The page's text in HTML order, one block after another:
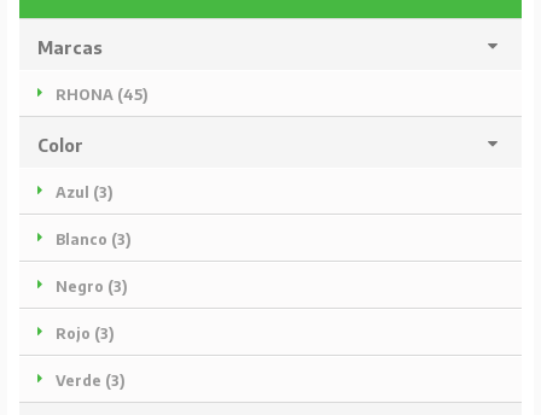
Marcas
RHONA (45)
Color
Azul (3)
Blanco (3)
Negro (3)
Rojo (3)
Verde (3)